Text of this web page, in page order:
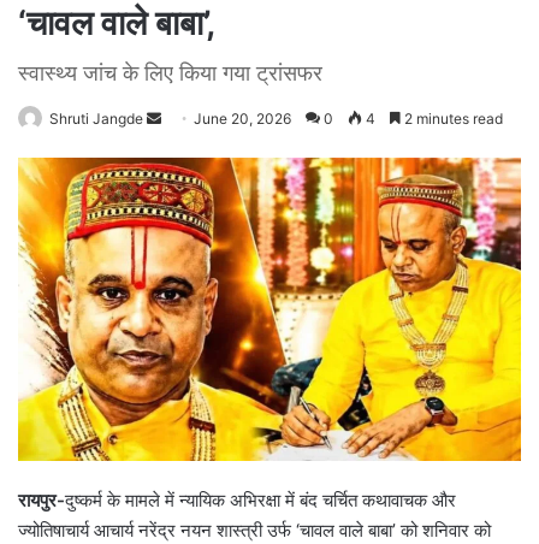
‘चावल वाले बाबा’,
स्वास्थ्य जांच के लिए किया गया ट्रांसफर
Shruti Jangde
n
d
a
n
e
m
a
i
l
June 20, 2026 0 4 2 minutes read
रायपुर-दुष्कर्म के मामले में न्यायिक अभिरक्षा में बंद चर्चित कथावाचक और
ज्योतिषाचार्य आचार्य नरेंद्र नयन शास्त्री उर्फ ‘चावल वाले बाबा’ को शनिवार को